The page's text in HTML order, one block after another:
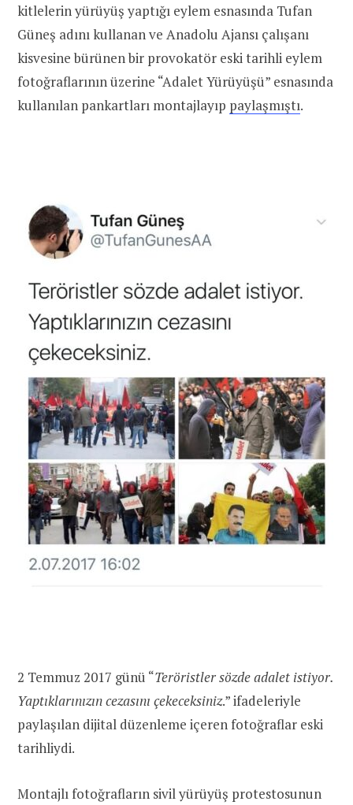
kitlelerin yürüyüş yaptığı eylem esnasında Tufan
Güneş adını kullanan ve Anadolu Ajansı çalışanı
kisvesine bürünen bir provokatör eski tarihli eylem
fotoğraflarının üzerine “Adalet Yürüyüşü” esnasında
kullanılan pankartları montajlayıp paylaşmıştı.
2 Temmuz 2017 günü “Teröristler sözde adalet istiyor.
Yaptıklarınızın cezasını çekeceksiniz.” ifadeleriyle
paylaşılan dijital düzenleme içeren fotoğraflar eski
tarihliydi.
Montajlı fotoğrafların sivil yürüyüş protestosunun